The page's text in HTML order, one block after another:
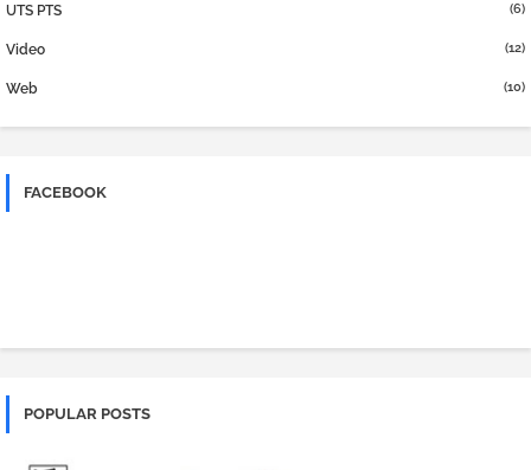
UTS PTS (6)
Video (12)
Web (10)
FACEBOOK
POPULAR POSTS